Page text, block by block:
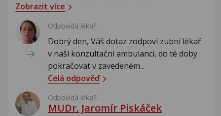
Zobrazit více
Odpovídá lékař:
Dobrý den, Váš dotaz zodpoví zubní lékař
v naší konzultační ambulanci, do té doby
pokračovat v zavedeném...
Celá odpověď
Odpovídá lékař:
MUDr. Jaromír Piskáček